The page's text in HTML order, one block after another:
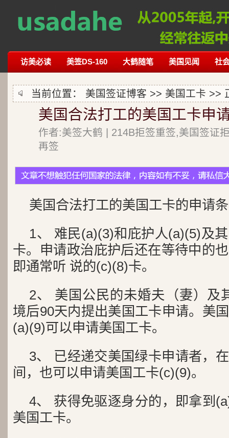
访美必读 美签DS-160 大鹤随笔 美国见闻 社
当前位置： 美国签证博客 >> 美国工卡 >>
美国合法打工的美国工卡申
作者:美签大鹤 | 214B拒签重签,美国签证
再签
美国合法打工的美国工卡的申请
1、 难民(a)(3)和庇护人(a)(5)及
卡。申请政治庇护后还在等待中的
即通常听 说的(c)(8)卡。
2、 美国公民的未婚夫（妻）及
境后90天内提出美国工卡申请。美
(a)(9)可以申请美国工卡。
3、 已经递交美国绿卡申请者，
间，也可以申请美国工卡(c)(9)。
4、 获得免驱逐身分的，即拿到
美国工卡。